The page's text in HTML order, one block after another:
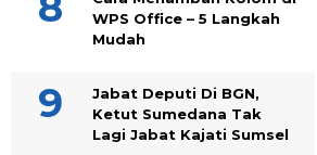
WPS Office – 5 Langkah
Mudah
Jabat Deputi Di BGN,
Ketut Sumedana Tak
Lagi Jabat Kajati Sumsel